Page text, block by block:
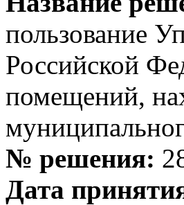
пользование
Российской
помещений,
№ решения:
Дата